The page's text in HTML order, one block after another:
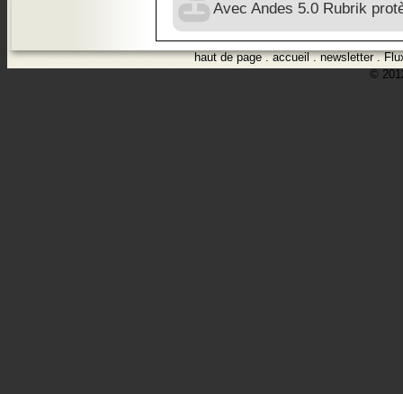
Avec Andes 5.0 Rubrik
haut de page.accueil.newsletter.
©